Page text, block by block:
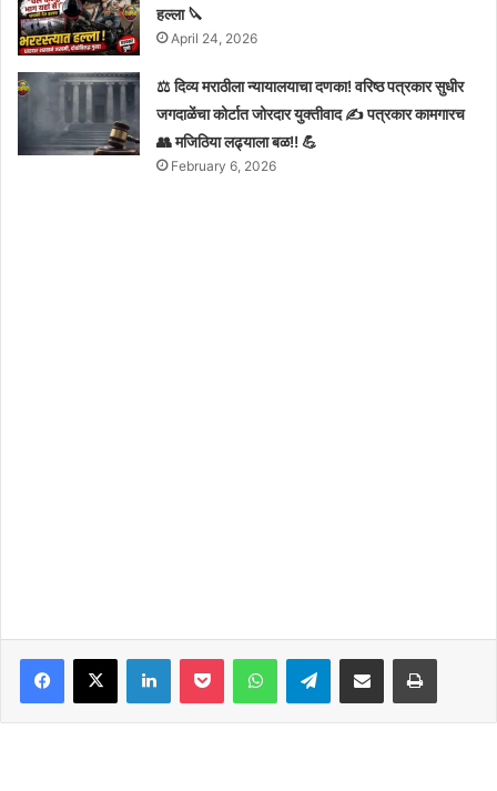
हल्ला 🔪
April 24, 2026
⚖️ दिव्य मराठीला न्यायालयाचा दणका! वरिष्ठ पत्रकार सुधीर
जगदाळेंचा कोर्टात जोरदार युक्तीवाद ✍️ पत्रकार कामगारच
👥 मजिठिया लढ्याला बळ!! 💪
February 6, 2026
Facebook
X LinkedInPocket WhatsAppTelegramShare via Email Print